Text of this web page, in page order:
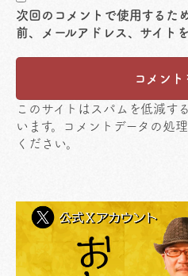
次回のコメントで使用するた
前、メールアドレス、サイト
このサイトはスパムを低減す
います。
コメントデータの処
ください。